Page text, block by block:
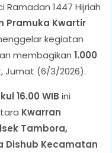
1447 Hijriah
Pramuka Kwartir
kegiatan
membagikan 1.000
Jumat (6/3/2026).
16.00 WIB ini
Kwarran
Tambora,
Dishub Kecamatan